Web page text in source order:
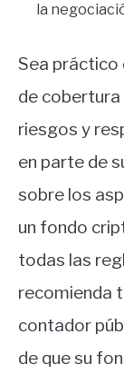
la
Sea práctico
de
riesgos y
en parte de
sobre los
un fondo
todas las
recomienda
contador
de que su